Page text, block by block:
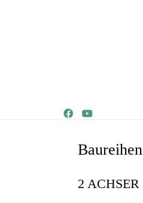
Baureihen
2 ACHSER